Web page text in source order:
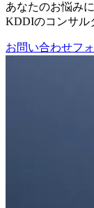
あなたのお悩み
KDDIのコンサル
お問い合わせフ